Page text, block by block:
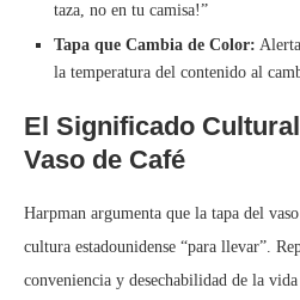
taza, no en tu camisa!”
Tapa que Cambia de Color:
la temperatura del contenido al
El Significado Cultural
Vaso de Café
Harpman argumenta que la tapa del
cultura estadounidense “para llevar”.
conveniencia y desechabilidad de la